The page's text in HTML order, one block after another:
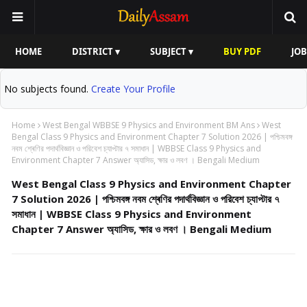
HOME DISTRICT ▾ SUBJECT ▾ BUY PDF
No subjects found. Create Your Profile
Home West Bengal WBBSE 9 Physics and Environment BM Ans West
Bengal Class 9 Physics and Environment Chapter 7 Solution 2026 | পশ্চিমবঙ্গ
নবম শ্ৰেণির পদার্থবিজ্ঞান ও পরিবেশ চ্যাপ্টার ৭ সমাধান | WBBSE Class 9 Physics and
Environment Chapter 7 Answer অ্যাসিড, ক্ষার ও লবণ । Bengali Medium
West Bengal Class 9 Physics and Environment Chapter
7 Solution 2026 | পশ্চিমবঙ্গ নবম শ্ৰেণির পদার্থবিজ্ঞান ও পরিবেশ চ্যাপ্টার ৭
সমাধান | WBBSE Class 9 Physics and Environment
Chapter 7 Answer অ্যাসিড, ক্ষার ও লবণ । Bengali Medium